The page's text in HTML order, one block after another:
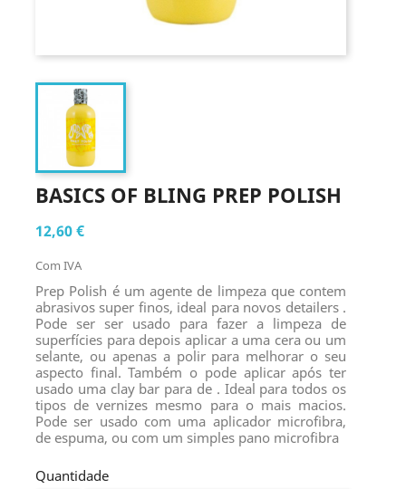
BASICS OF BLING PREP POLISH
12,60 €
Com IVA
Prep Polish é um agente de limpeza que contem
abrasivos super finos, ideal para novos detailers .
Pode ser ser usado para fazer a limpeza de
superfícies para depois aplicar a uma cera ou um
selante, ou apenas a polir para melhorar o seu
aspecto final. Também o pode aplicar após ter
usado uma clay bar para de . Ideal para todos os
tipos de vernizes mesmo para o mais macios.
Pode ser usado com uma aplicador microfibra,
de espuma, ou com um simples pano microfibra
Quantidade